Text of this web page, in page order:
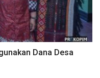
Dana Desa